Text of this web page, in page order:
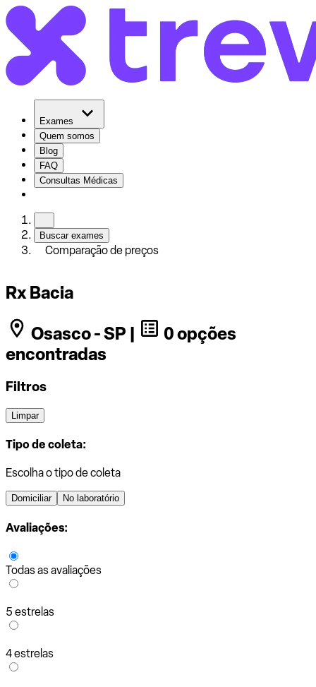
Exames
Quem somos
Blog
FAQ
Consultas Médicas
Buscar exames
Comparação de preços
Rx Bacia
Osasco - SP |
0 opções
encontradas
Filtros
Limpar
Tipo de coleta:
Escolha o tipo de coleta
Domiciliar No laboratório
Avaliações:
Todas as avaliações
5 estrelas
4 estrelas